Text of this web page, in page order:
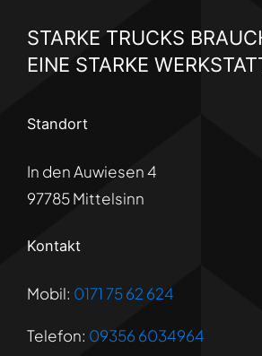
STARKE TRUCKS
EINE STARKE
Standort
In den Auwiesen 4
97785 Mittelsinn
Kontakt
Mobil: 0171 75 62 624
Telefon: 09356 6034964